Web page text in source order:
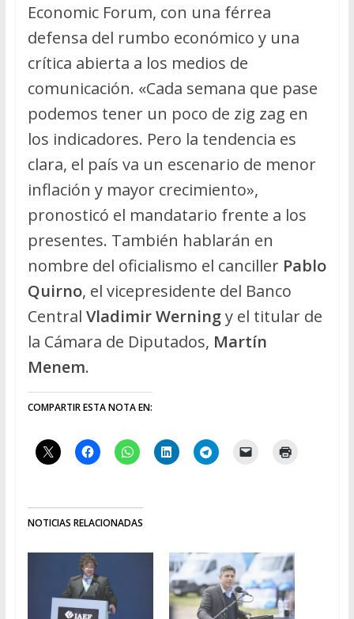
Economic Forum, con una férrea
defensa del rumbo económico y una
crítica abierta a los medios de
comunicación. «Cada semana que pase
podemos tener un poco de zig zag en
los indicadores. Pero la tendencia es
clara, el país va un escenario de menor
inflación y mayor crecimiento»,
pronosticó el mandatario frente a los
presentes. También hablarán en
nombre del oficialismo el canciller Pablo
Quirno, el vicepresidente del Banco
Central Vladimir Werningy el titular de
la Cámara de Diputados, Martín
Menem.
COMPARTIR ESTA NOTA EN:
NOTICIAS RELACIONADAS